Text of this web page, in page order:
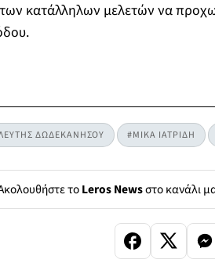
κατάλληλων μελετών να
ΔΩΔΕΚΑΝΗΣΟΥ #ΜΙΚΑ ΙΑΤΡΙΔΗ
τοLeros Newsστο κανάλι